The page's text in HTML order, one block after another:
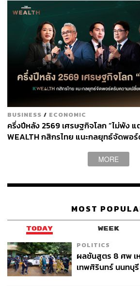
แบรนด์
BUSINESS / ECONOMIC
ครึ่งปีหลัง 2569 เศรษฐกิจโลก “ไม่พัง แ
WEALTH กสิกรไทย แนะกลยุทธ์จัดพอ
MORE
MOST
TODAY WEEK
POLITICS
ผลชันสูตร 8 ศพ เ
เทพศิรินทร์ นนทบุ